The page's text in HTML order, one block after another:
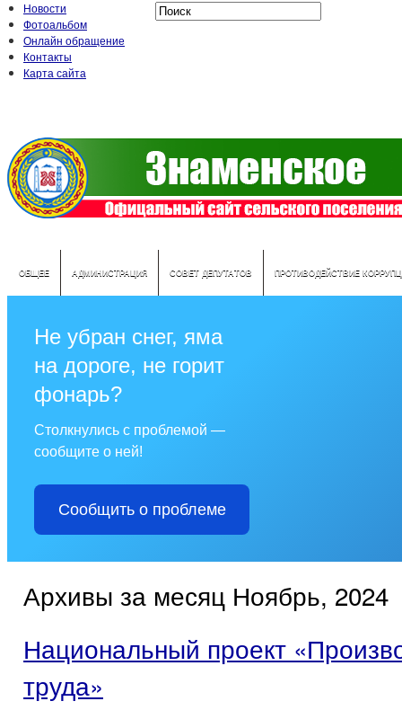
Новости
Фотоальбом
Онлайн обращение
Контакты
Карта сайта
ОБЩЕЕ АДМИНИСТРАЦИЯ СОВЕТ ДЕПУТАТОВ ПРОТИВОДЕЙСТВИЕ
Не убран снег, яма
на дороге, не горит
фонарь?
Столкнулись с проблемой —
сообщите о ней!
Сообщить о проблеме
Архивы за месяц Ноябрь, 2024
Национальный проект
труда»